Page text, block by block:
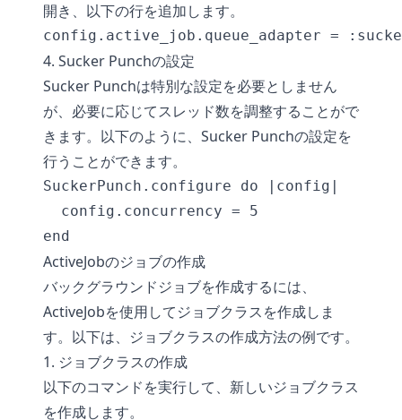
開き、以下の行を追加します。
4. Sucker Punchの設定
Sucker Punchは特別な設定を必要としません
が、必要に応じてスレッド数を調整することがで
きます。以下のように、Sucker Punchの設定を
行うことができます。
SuckerPunch.configure do |config|
  config.concurrency = 5
ActiveJobのジョブの作成
バックグラウンドジョブを作成するには、
ActiveJobを使用してジョブクラスを作成しま
す。以下は、ジョブクラスの作成方法の例です。
1. ジョブクラスの作成
以下のコマンドを実行して、新しいジョブクラス
を作成します。